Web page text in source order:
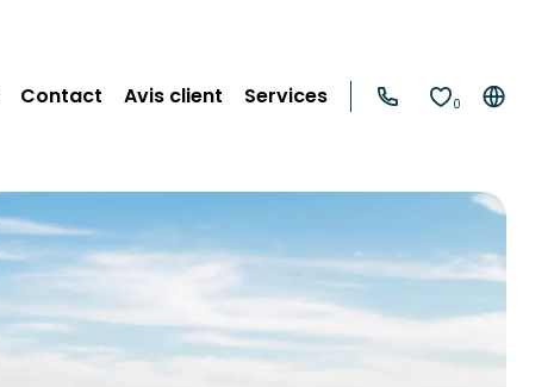
Contact Avis client Services 0